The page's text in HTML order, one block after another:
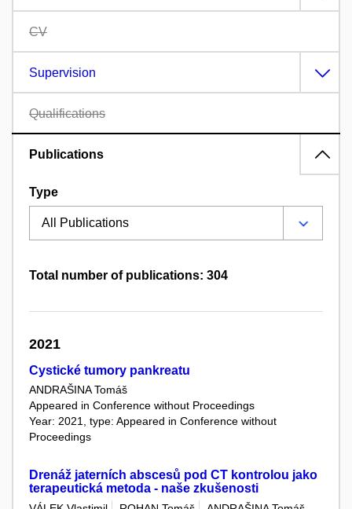
CV
Supervision
Qualifications
Publications
Type
Total number of publications: 304
2021
Cystické tumory pankreatu
ANDRAŠINA Tomáš
Appeared in Conference without Proceedings
Year: 2021, type: Appeared in Conference without
Proceedings
Drenáž jaterních abscesů pod CT kontrolou jako
terapeutická metoda - naše zkušenosti